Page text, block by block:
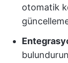
otomatik